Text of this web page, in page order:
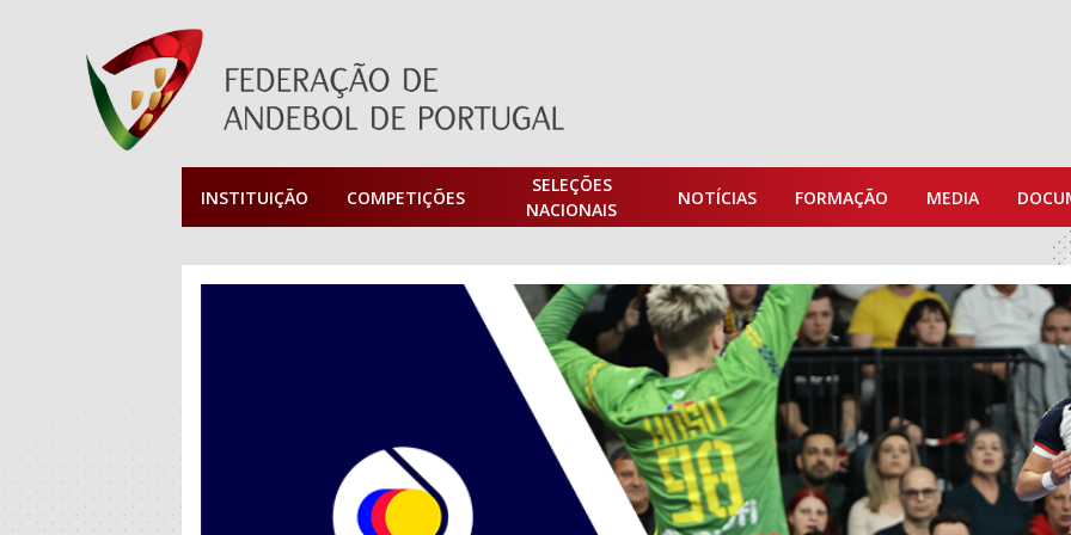
INSTITUIÇÃO COMPETIÇÕES
SELEÇÕES
NACIONAIS
NOTÍCIAS FORMAÇÃO MEDIA